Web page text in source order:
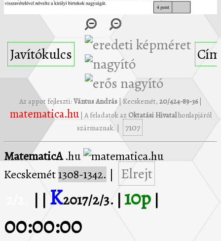
Javítókulcs
Az appot fejleszti: Vántus András | Kecskemét, 20/424-89-36|
matematica.hu| A feladatok az Oktatási Hivatalhonlapjáról
származnak. |
7107
MatematicA.hu
Kecskemét1308-1342. | Elrejt
| | K2017/2/3. | 10p |
00:00:00